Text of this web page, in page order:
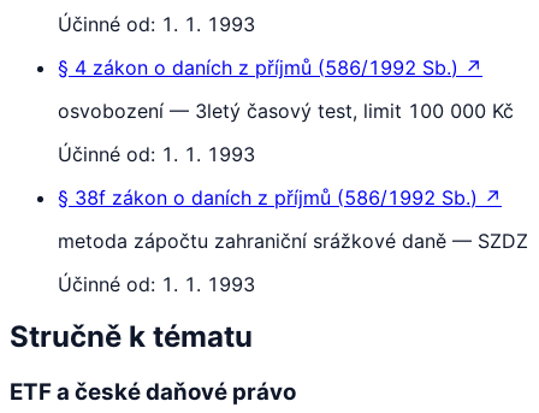
Účinné od: 1. 1. 1993
§ 4 zákon o daních z příjmů (586/1992 Sb.) ↗
osvobození — 3letý časový test, limit 100 000 Kč
Účinné od: 1. 1. 1993
§ 38f zákon o daních z příjmů (586/1992 Sb.) ↗
metoda zápočtu zahraniční srážkové daně — SZDZ
Účinné od: 1. 1. 1993
Stručně k tématu
ETF a české daňové právo